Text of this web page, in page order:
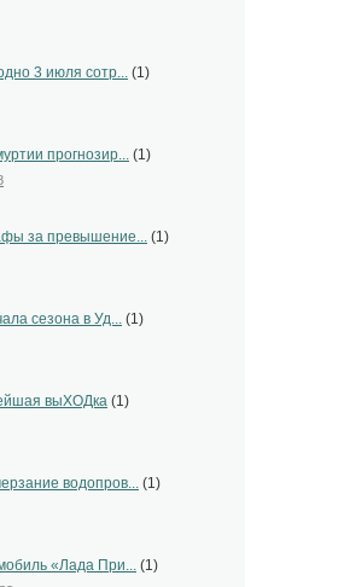
3 июля сотр... (1)
прогнозир... (1)
за превышение... (1)
сезона в Уд... (1)
выХОДка (1)
водопров... (1)
«Лада При... (1)